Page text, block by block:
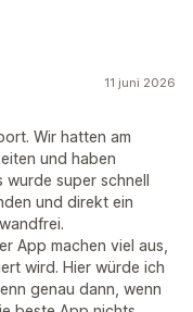
11 juni 2026
Wir hatten am
und haben
super schnell
und direkt ein
App machen viel aus,
wird. Hier würde ich
genau dann, wenn